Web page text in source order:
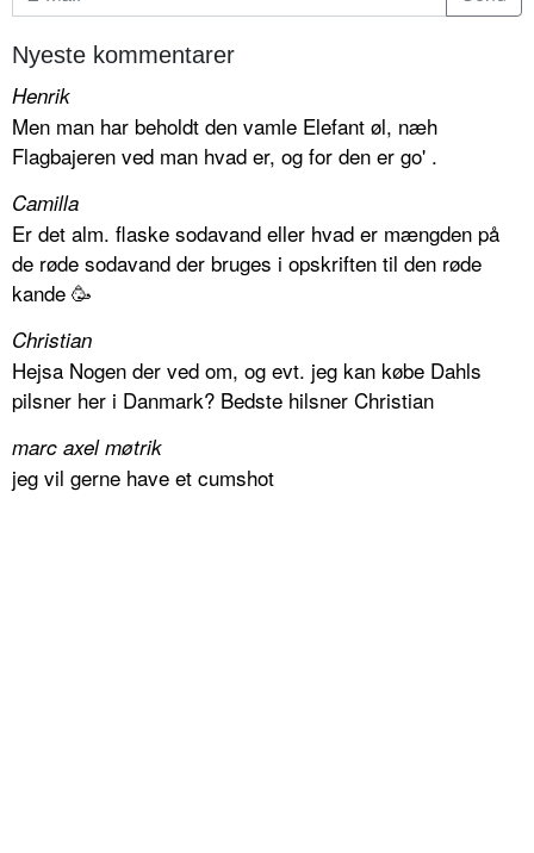
Nyeste kommentarer
Henrik
Men man har beholdt den vamle Elefant øl, næh
Flagbajeren ved man hvad er, og for den er go' .
Camilla
Er det alm. flaske sodavand eller hvad er mængden på
de røde sodavand der bruges i opskriften til den røde
kande 🥳
Christian
Hejsa Nogen der ved om, og evt. jeg kan købe Dahls
pilsner her i Danmark? Bedste hilsner Christian
marc axel møtrik
jeg vil gerne have et cumshot